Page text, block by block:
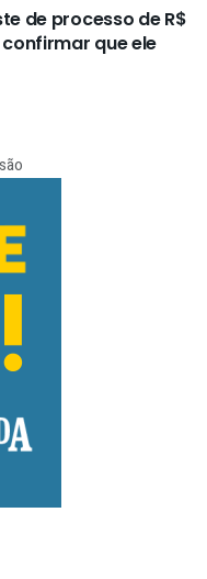
de processo de R$
confirmar que ele